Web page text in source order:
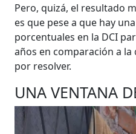
Pero, quizá, el resultado
es que pese a que hay
porcentuales en la DCI
años en comparación a
por resolver.
UNA VENTANA